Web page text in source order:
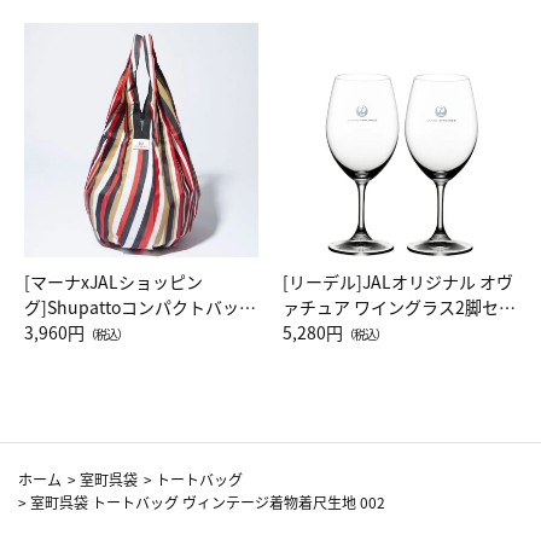
[マーナxJALショッピン
グ]Shupattoコンパクトバッグ
Drop JAL客室乗務員（LC）ス
3,960円 （税込）
[リーデル]JALオリジナル オヴ
ァチュア ワイングラス2脚セッ
ト（レッドワイン）
5,280円 （税込）
ホーム >室町呉袋 > トートバッグ
>室町呉袋 トートバッグ ヴィンテージ着物着尺生地 002